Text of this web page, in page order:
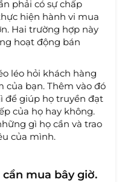
phải có sự chấp
hiện hành vi mua
Hai trường hợp này
hoạt động bán
léo hỏi khách hàng
của bạn. Thêm vào đó
để giúp họ truyền đạt
của họ hay không.
gì họ cần và trao
của mình.
cần mua bây giờ.